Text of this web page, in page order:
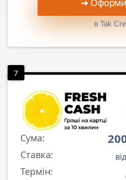
➜
в Tak
7
Сума:
Ставка: від
Термін: